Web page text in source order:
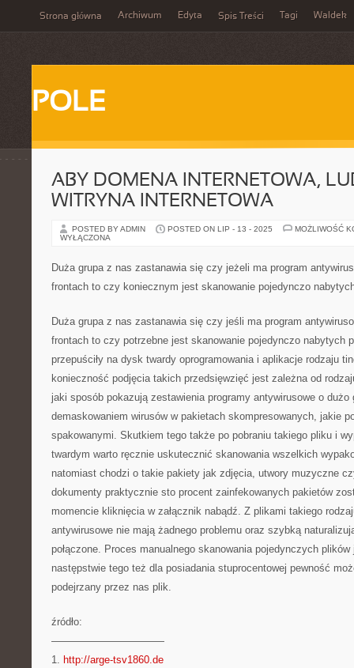
Strona główna Archiwum Edyta Spis Treści Tagi Waldek
POLE
ABY DOMENA INTERNETOWA,
WITRYNA INTERNETOWA
POSTED BY ADMIN POSTED ON LIP - 13 - 2025
MOŻLIWOŚĆ
WYŁĄCZONA
Duża grupa z nas zastanawia się czy jeżeli ma program
frontach to czy koniecznym jest skanowanie pojedynczo
Duża grupa z nas zastanawia się czy jeśli ma program
frontach to czy potrzebne jest skanowanie pojedynczo nabytych
przepuściły na dysk twardy oprogramowania i aplikacje rodzaju
konieczność podjęcia takich przedsięwzięć jest zależna od
jaki sposób pokazują zestawienia programy antywirusowe o dużo
demaskowaniem wirusów w pakietach skompresowanych, jakie
spakowanymi. Skutkiem tego także po pobraniu takiego pliku i
twardym warto ręcznie uskutecznić skanowania wszelkich
natomiast chodzi o takie pakiety jak zdjęcia, utwory muzyczne
dokumenty praktycznie sto procent zainfekowanych pakietów
momencie kliknięcia w załącznik nabądź. Z plikami takiego
antywirusowe nie mają żadnego problemu oraz szybką
połączone. Proces manualnego skanowania pojedynczych
następstwie tego też dla posiadania stuprocentowej pewność
podejrzany przez nas plik.
źródło:
———————————
1. http://arge-tsv1860.de